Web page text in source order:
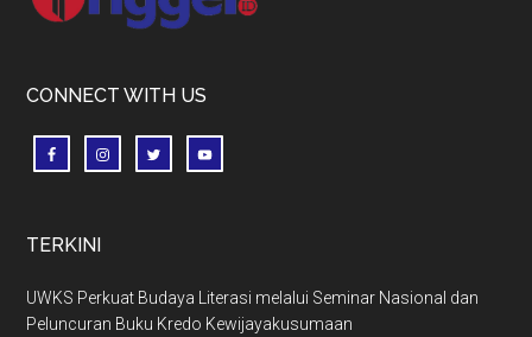
CONNECT WITH US
TERKINI
UWKS Perkuat Budaya Literasi melalui Seminar Nasional dan
Peluncuran Buku Kredo Kewijayakusumaan